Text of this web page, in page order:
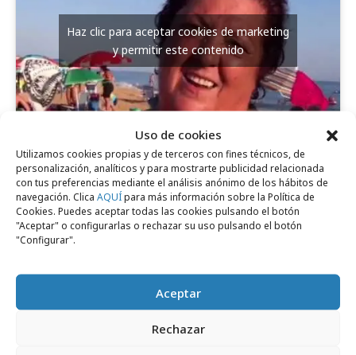
Uso de cookies
Utilizamos cookies propias y de terceros con fines técnicos, de
personalización, analíticos y para mostrarte publicidad relacionada
con tus preferencias mediante el análisis anónimo de los hábitos de
navegación. Clica AQUÍpara más información sobre la Política de
Cookies. Puedes aceptar todas las cookies pulsando el botón
"Aceptar" o configurarlas o rechazar su uso pulsando el botón
"Configurar".
Aceptar
Rechazar
Haz clic para aceptar cookies de marketing
y permitir este contenido
Comparte
Noticias Relacionadas